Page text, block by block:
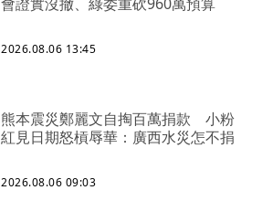
2026.08.06 13:45
熊本震災鄭麗文自掏百萬捐款 小粉
紅見日期怒槓辱華：廣西水災怎不捐
2026.08.06 09:03